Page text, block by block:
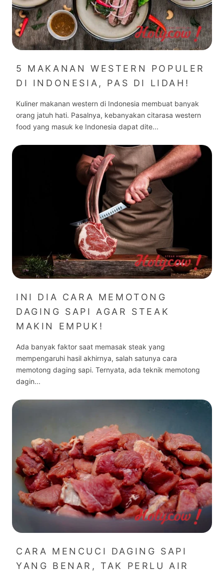
5 MAKANAN WESTERN POPULER
DI INDONESIA, PAS DI LIDAH!
Kuliner makanan western di Indonesia membuat banyak
orang jatuh hati. Pasalnya, kebanyakan citarasa western
food yang masuk ke Indonesia dapat dite...
INI DIA CARA MEMOTONG
DAGING SAPI AGAR STEAK
MAKIN EMPUK!
Ada banyak faktor saat memasak steak yang
mempengaruhi hasil akhirnya, salah satunya cara
memotong daging sapi. Ternyata, ada teknik memotong
dagin...
CARA MENCUCI DAGING SAPI
YANG BENAR, TAK PERLU AIR